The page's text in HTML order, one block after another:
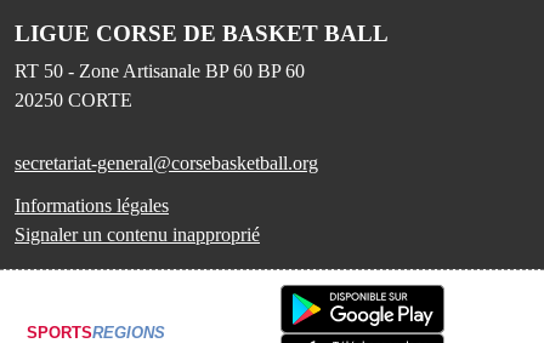
LIGUE CORSE DE BASKET BALL
RT 50 - Zone Artisanale BP 60 BP 60
20250 CORTE
secretariat-general@corsebasketball.org
Informations légales
Signaler un contenu inapproprié
SPORTSREGIONS